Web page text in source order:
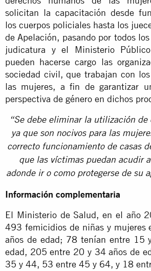
solicitan la capacitación desde
los cuerpos policiales hasta los
de Apelación, pasando por todos
judicatura y el Ministerio
pueden hacerse cargo las
sociedad civil, que trabajan con
las mujeres, a fin de garantizar
perspectiva de género en dichos
“Se debe eliminar la utilización de
ya que son nocivos para las
correcto funcionamiento de casas
que las víctimas puedan acudir
adonde ir o como protegerse de su
Información complementaria
El Ministerio de Salud, en el año
493 femicidios de niñas y mujeres
años de edad; 78 tenían entre 15
edad, 205 entre 20 y 34 años de
35 y 44, 53 entre 45 y 64, y 18